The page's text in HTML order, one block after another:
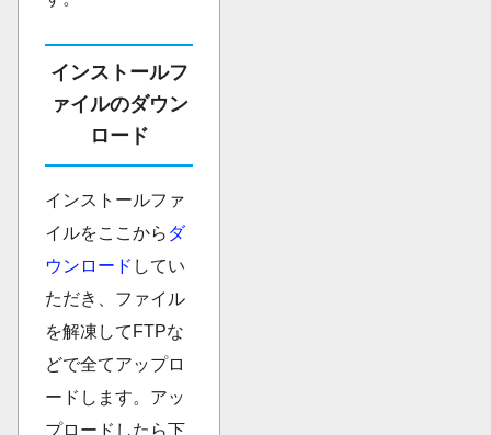
インストールフ
ァイルのダウン
ロード
インストールファ
イルをここから ダ
ウンロード してい
ただき、ファイル
を解凍してFTPな
どで全てアップロ
ードします。アッ
プロードしたら下